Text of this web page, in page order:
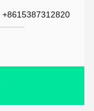
+8615387312820